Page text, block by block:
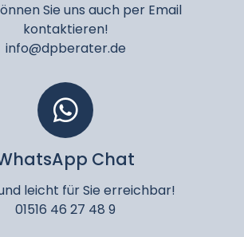
Sie uns auch per Email
kontaktieren!
info@dpberater.de
Chat
leicht für Sie erreichbar!
01516 46 27 48 9